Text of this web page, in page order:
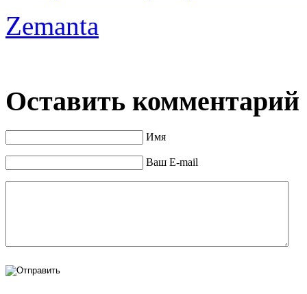
Zemanta
Оставить комментарий
Имя
Ваш E-mail